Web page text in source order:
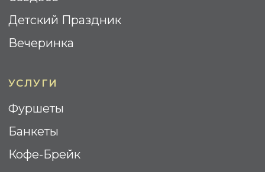
WOODEN CATERING © 2025.
Все права Защищены
Политика Конфиденциальности
Cогласие на обработку
персональных данных